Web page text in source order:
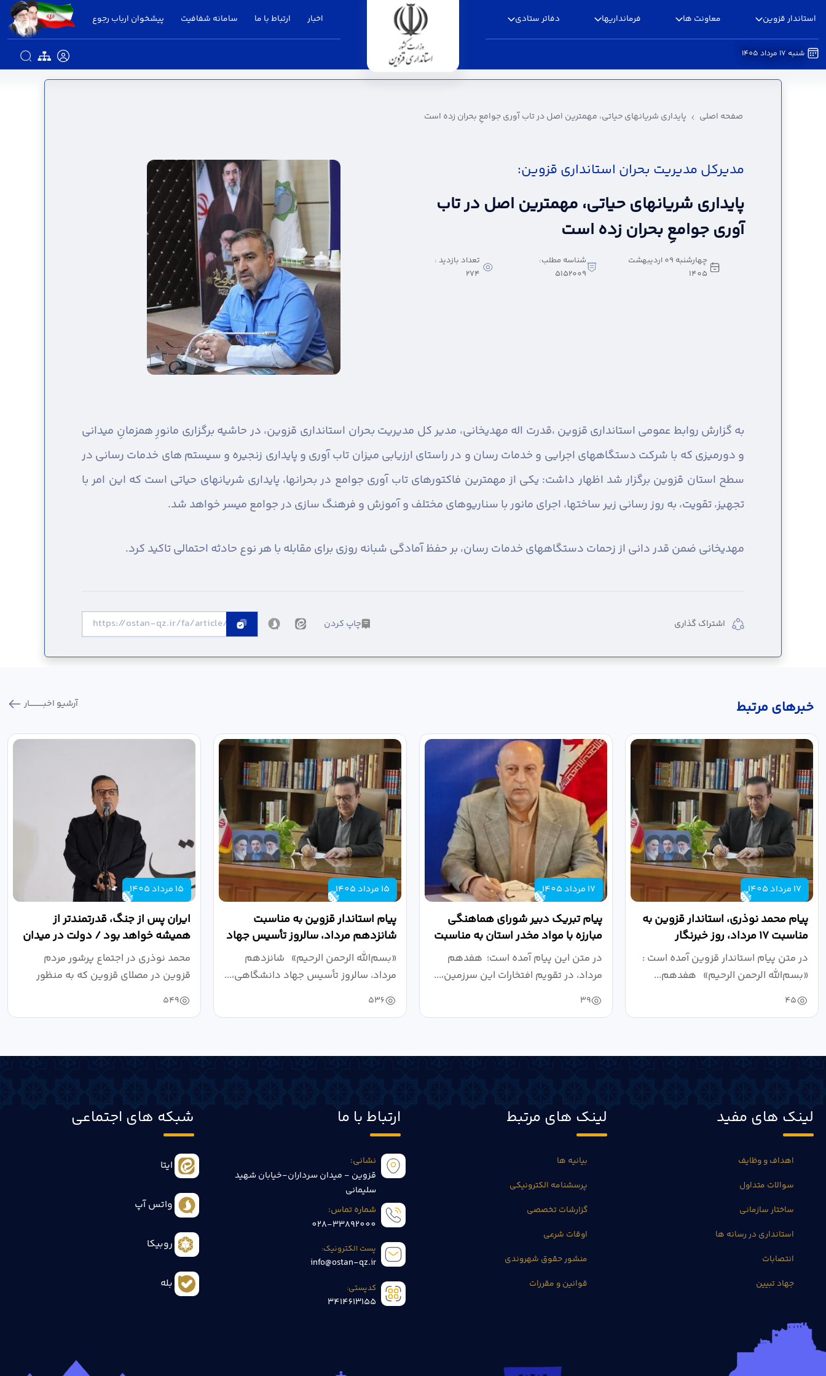
استاندار قزوین معاونت ها فرمانداریها دفاتر ستادی اخبار ارتباط با ما سامانه شفافیت پیشخوان ارباب رجوع
شنبه 17 مرداد 1405
پایداری شریانهای حیاتی، مهمترین اصل در تاب آوری جوامعِ بحران زده است - استانداری قزوین
صفحه اصلی پایداری شریانهای حیاتی، مهمترین اصل در تاب آوری جوامعِ بحران زده است
مدیرکل مدیریت بحران استانداری قزوین:
پایداری شریانهای حیاتی، مهمترین اصل در تاب
آوری جوامعِ بحران زده است
چهارشنبه 09 اردیبهشت
1405
شناسه مطلب:
5152009
تعداد بازدید :
274
به گزارش روابط عمومی استانداری قزوین ،قدرت اله مهدیخانی، مدیر کل مدیریت بحران استانداری قزوین، در حاشیه برگزاری مانورِ همزمانِ میدانی
و دورمیزی که با شرکت دستگاههای اجرایی و خدمات رسان و در راستای ارزیابی میزان تاب آوری و پایداری زنجیره و سیستم های خدمات رسانی در
سطح استان قزوین برگزار شد اظهار داشت: یکی از مهمترین فاکتورهای تاب آوری جوامع در بحرانها، پایداری شریانهای حیاتی است که این امر با
تجهیز، تقویت، به روز رسانی زیر ساختها، اجرای مانور با سناریوهای مختلف و آموزش و فرهنگ سازی در جوامع میسر خواهد شد.
مهدیخانی ضمن قدر دانی از زحمات دستگاههای خدمات رسان، بر حفظ آمادگی شبانه روزی برای مقابله با هر نوع حادثه احتمالی تاکید کرد.
اشتراک گذاری چاپ کردن
خبر‌های مرتبط آرشیو اخبـــــــــــار
17 مرداد 1405
پیام محمد نوذری، استاندار قزوین به
مناسبت ۱۷ مرداد، روز خبرنگار
در متن پیام استاندار قزوین آمده است :
«بسم‌الله الرحمن الرحیم» هفدهم...
45
17 مرداد 1405
پیام تبریک دبیر شورای هماهنگی
مبارزه با مواد مخدر استان به مناسبت
روز خبرنگار...
در متن این پیام آمده است؛ هفدهم
مرداد، در تقویم افتخارات این سرزمین،...
39
15 مرداد 1405
پیام استاندار قزوین به مناسبت
شانزدهم مرداد، سالروز تأسیس جهاد
دانشگاهی
«بسم‌الله الرحمن الرحیم» شانزدهم
مرداد، سالروز تأسیس جهاد دانشگاهی،...
536
15 مرداد 1405
ایران پس از جنگ، قدرتمندتر از
همیشه خواهد بود / دولت در میدان
نبرد اقتصادی،...
محمد نوذری در اجتماع پرشور مردم
قزوین در مصلای قزوین که به منظور
خون‌خواهی...
549
لینک های مفید
اهداف و وظایف
سوالات متداول
ساختار سازمانی
استانداری در رسانه ها
انتصابات
جهاد تبیین
لینک های مرتبط
بیانیه ها
پرسشنامه الکترونیکی
گزارشات تخصصی
اوقات شرعی
منشور حقوق شهروندی
قوانین و مقررات
ارتباط با ما
نشانی:
قزوین - میدان سرداران-خیابان شهید
سلیمانی
شماره تماس:
028-33892000
پست الکترونیک:
info@ostan-qz.ir
کدپستی:
3414613155
شبکه های اجتماعی
ایتا
واتس آپ
روبیکا
بله